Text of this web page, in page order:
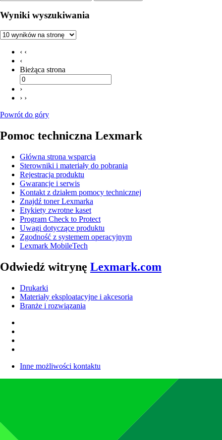
Wyniki wyszukiwania
‹ ‹
‹
Bieżąca strona
›
› ›
Powrót do góry
Pomoc techniczna Lexmark
Główna strona wsparcia
Sterowniki i materiały do pobrania
Rejestracja produktu
Gwarancje i serwis
Kontakt z działem pomocy technicznej
Znajdź toner Lexmarka
Etykiety zwrotne kaset
Program Check to Protect
Uwagi dotyczące produktu
Zgodność z systemem operacyjnym
Lexmark MobileTech
Odwiedź witrynę Lexmark.com
Drukarki
Materiały eksploatacyjne i akcesoria
Branże i rozwiązania
Inne możliwości kontaktu